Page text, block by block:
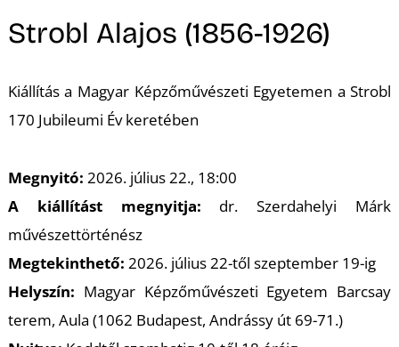
Strobl Alajos (1856-1926)
Kiállítás a Magyar Képzőművészeti Egyetemen a Strobl
170 Jubileumi Év keretében
Megnyitó: 2026. július 22., 18:00
A kiállítást megnyitja: dr. Szerdahelyi Márk
művészettörténész
Megtekinthető: 2026. július 22-től szeptember 19-ig
Helyszín: Magyar Képzőművészeti Egyetem Barcsay
terem, Aula (1062 Budapest, Andrássy út 69-71.)